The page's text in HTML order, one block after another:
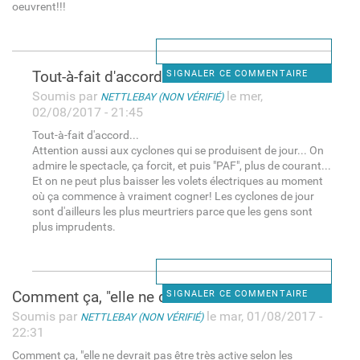
oeuvrent!!!
SIGNALER CE COMMENTAIRE
Tout-à-fait d'accord...
Soumis par NETTLEBAY (NON VÉRIFIÉ)le mer,
02/08/2017 - 21:45
Tout-à-fait d'accord...
Attention aussi aux cyclones qui se produisent de jour... On
admire le spectacle, ça forcit, et puis "PAF", plus de courant...
Et on ne peut plus baisser les volets électriques au moment
où ça commence à vraiment cogner! Les cyclones de jour
sont d'ailleurs les plus meurtriers parce que les gens sont
plus imprudents.
SIGNALER CE COMMENTAIRE
Comment ça, "elle ne devrait
Soumis par NETTLEBAY (NON VÉRIFIÉ)le mar, 01/08/2017 -
22:31
Comment ça, "elle ne devrait pas être très active selon les